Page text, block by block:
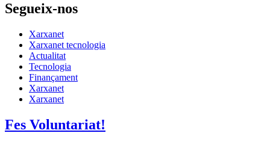
Segueix-nos
Xarxanet
Xarxanet tecnologia
Actualitat
Tecnologia
Finançament
Xarxanet
Xarxanet
Fes Voluntariat!